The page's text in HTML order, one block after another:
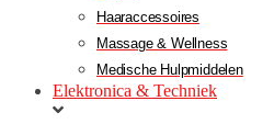
Haaraccessoires
Massage & Wellness
Medische Hulpmiddelen
Elektronica & Techniek